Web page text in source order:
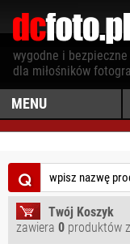
wygodne i bezpieczne
dla miłośników
MENU
DCFOTO.PL
PROMOCJE
NOWOŚCI
OSTATNIO
⌕
Twój Koszyk
zawiera 0 produktów